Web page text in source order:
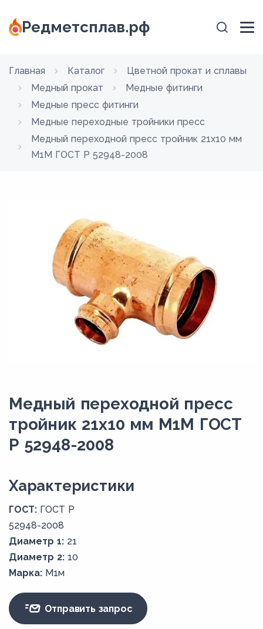
Редметсплав.рф
Главная Каталог
Цветной прокат и сплавы
Медный прокат
Медные фитинги
Медные пресс фитинги
Медные переходные тройники пресс
Медный переходной пресс тройник 21х10 мм
М1М ГОСТ Р 52948-2008
Медный переходной пресс
тройник 21х10 мм М1М ГОСТ
Р 52948-2008
Xарактеристики
ГОСТ: ГОСТ Р
52948-2008
Диаметр 1: 21
Диаметр 2: 10
Марка: М1м
Отправить запрос